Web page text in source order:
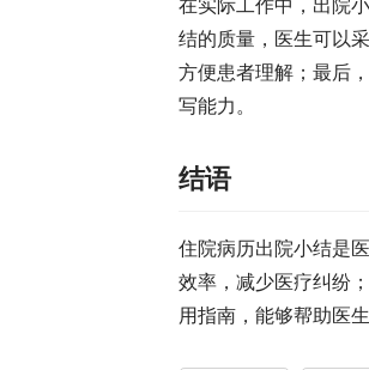
在实际工作中，出院
结的质量，医生可以
方便患者理解；最后
写能力。
结语
住院病历出院小结是
效率，减少医疗纠纷
用指南，能够帮助医